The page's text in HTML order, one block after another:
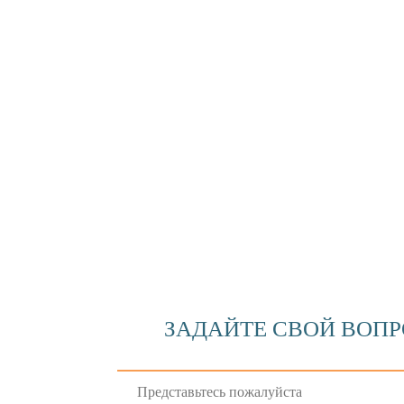
ЗАДАЙТЕ СВОЙ